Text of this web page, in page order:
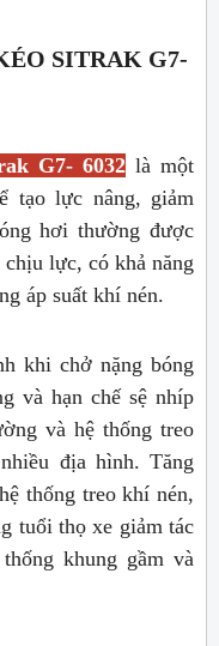
SITRAK G7-
G7- 6032 là một
tạo lực nâng, giảm
hơi thường được
lực, có khả năng
áp suất khí nén.
khi chở nặng bóng
và hạn chế sệ nhíp
và hệ thống treo
địa hình. Tăng
thống treo khí nén,
tuổi thọ xe giảm tác
khung gầm và